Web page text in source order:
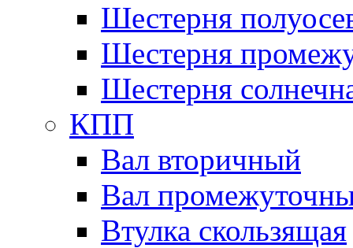
Шестерня
Шестерня
Шестерня
КПП
Вал вторичный
Вал
Втулка скользящая